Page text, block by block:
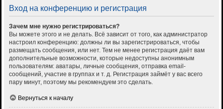
Вход на конференцию и регистрация
Зачем мне нужно регистрироваться?
Вы можете этого и не делать. Всё зависит от того, как администратор
настроил конференцию: должны ли вы зарегистрироваться, чтобы
размещать сообщения, или нет. Тем не менее регистрация даёт вам
дополнительные возможности, которые недоступны анонимным
пользователям: аватары, личные сообщения, отправка email-
сообщений, участие в группах и т. д. Регистрация займёт у вас всего
пару минут, поэтому мы рекомендуем это сделать.
Вернуться к началу